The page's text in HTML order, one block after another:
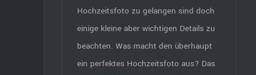
Hochzeitsfoto zu gelangen sind doch
einige kleine aber wichtigen Details zu
beachten. Was macht den überhaupt
ein perfektes Hochzeitsfoto aus? Das